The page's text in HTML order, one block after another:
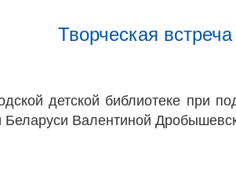
Творческая
детской библиотеке при
Валентиной